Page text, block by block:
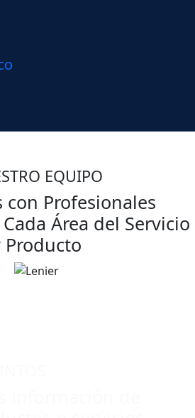
EQUIPO
con Profesionales
Área del Servicio
Producto